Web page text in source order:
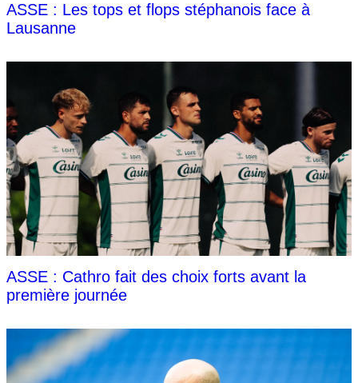
ASSE : Les tops et flops stéphanois face à
Lausanne
ASSE : Cathro fait des choix forts avant la
première journée